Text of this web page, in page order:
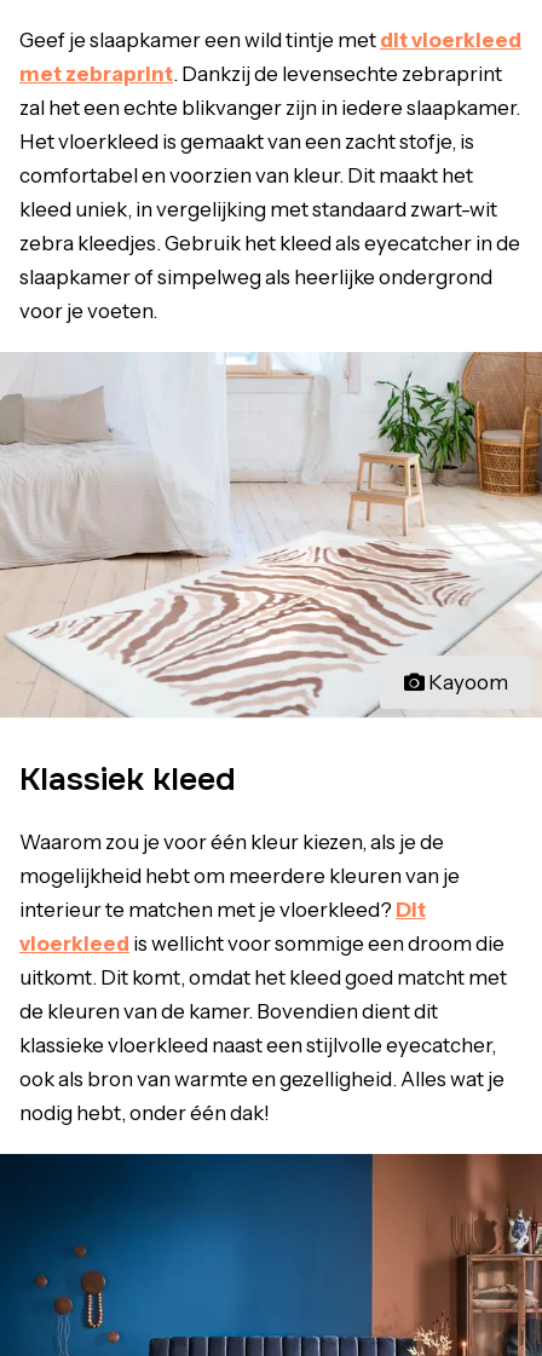
Geef je slaapkamer een wild tintje met dit vloerkleed
met zebraprint. Dankzij de levensechte zebraprint
zal het een echte blikvanger zijn in iedere slaapkamer.
Het vloerkleed is gemaakt van een zacht stofje, is
comfortabel en voorzien van kleur. Dit maakt het
kleed uniek, in vergelijking met standaard zwart-wit
zebra kleedjes. Gebruik het kleed als eyecatcher in de
slaapkamer of simpelweg als heerlijke ondergrond
voor je voeten.
Kayoom
Klassiek kleed
Waarom zou je voor één kleur kiezen, als je de
mogelijkheid hebt om meerdere kleuren van je
interieur te matchen met je vloerkleed? Dit
vloerkleed is wellicht voor sommige een droom die
uitkomt. Dit komt, omdat het kleed goed matcht met
de kleuren van de kamer. Bovendien dient dit
klassieke vloerkleed naast een stijlvolle eyecatcher,
ook als bron van warmte en gezelligheid. Alles wat je
nodig hebt, onder één dak!